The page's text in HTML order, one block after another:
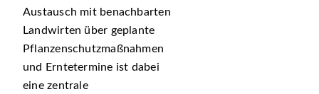
Austausch mit benachbarten
Landwirten über geplante
Pflanzenschutzmaßnahmen
und Erntetermine ist dabei
eine zentrale